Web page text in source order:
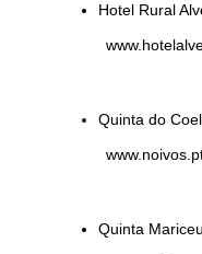
Hotel Rural
Quinta do
Quinta Mariceu